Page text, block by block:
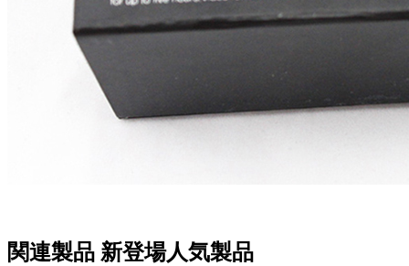
関連製品 新登場人気製品